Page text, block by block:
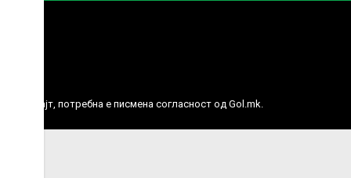
веб сајт, потребна е писмена согласност од Gol.mk.